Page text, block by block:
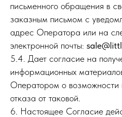
письменного обращения в
заказным письмом с
адрес Оператора или на
электронной почты:
5.4. Дает согласие на
информационных
Оператором о возможности
отказа от таковой.
6. Настоящее Согласие